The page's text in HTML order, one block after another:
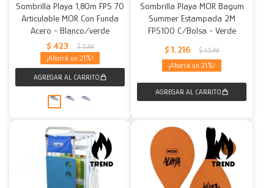
Sombrilla Playa 1,80m FPS 70
Articulable MOR Con Funda
Acero - Blanco/verde
$ 423 $ 539
21
Sombrilla Playa MOR Bagum
Summer Estampada 2M
FPS100 C/Bolsa - Verde
$ 1.216 $ 1.549
21